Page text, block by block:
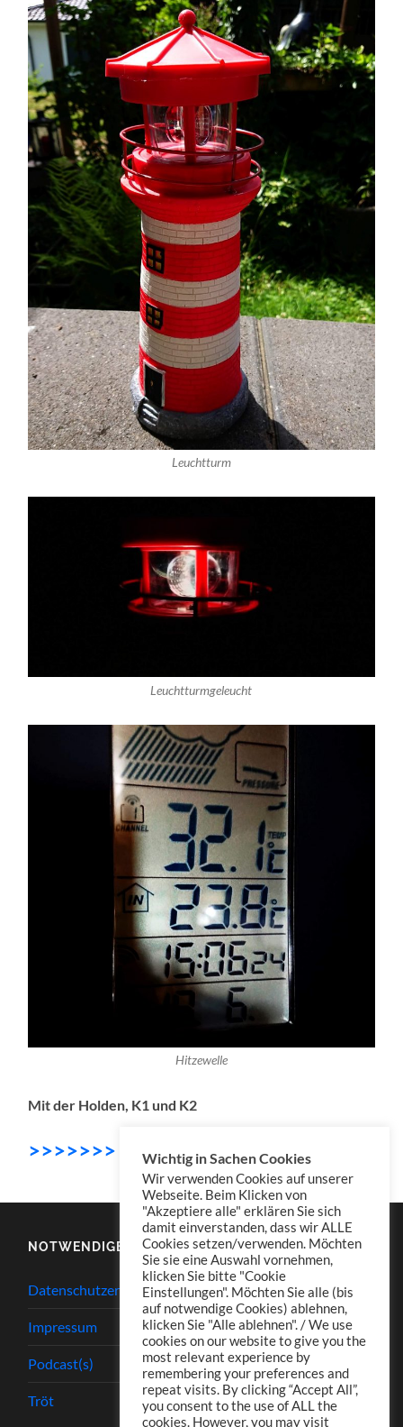
Leuchtturm
Leuchtturmgeleucht
Hitzewelle
Mit der Holden, K1 und K2
>>>>>>> DOWNLOAD
NOTWENDIGES
Datenschutzerklärung
Impressum
Podcast(s)
Tröt
Wichtig in Sachen Cookies
Wir verwenden Cookies auf unserer
Webseite. Beim Klicken von
"Akzeptiere alle" erklären Sie sich
damit einverstanden, dass wir ALLE
Cookies setzen/verwenden. Möchten
Sie sie eine Auswahl vornehmen,
klicken Sie bitte "Cookie
Einstellungen". Möchten Sie alle (bis
auf notwendige Cookies) ablehnen,
klicken Sie "Alle ablehnen". / We use
cookies on our website to give you the
most relevant experience by
remembering your preferences and
repeat visits. By clicking “Accept All”,
you consent to the use of ALL the
cookies. However, you may visit